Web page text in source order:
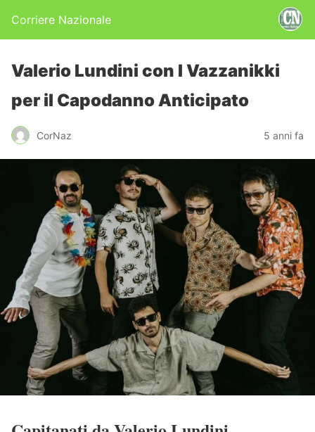
Corriere Nazionale
Valerio Lundini con I Vazzanikki
per il Capodanno Anticipato
CorNaz 5 anni fa